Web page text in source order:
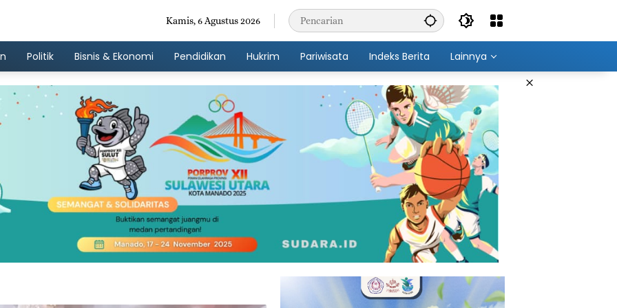
Kamis, 6 Agustus 2026
Politik Bisnis & Ekonomi Pendidikan Hukrim Pariwisata Indeks Berita Lainnya
×